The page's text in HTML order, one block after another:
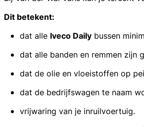
Dit betekent:
dat alle Iveco Daily bussen
dat alle banden en remmen zijn
dat de olie en vloeistoffen op
dat de bedrijfswagen te naam
vrijwaring van je inruilvoertuig.